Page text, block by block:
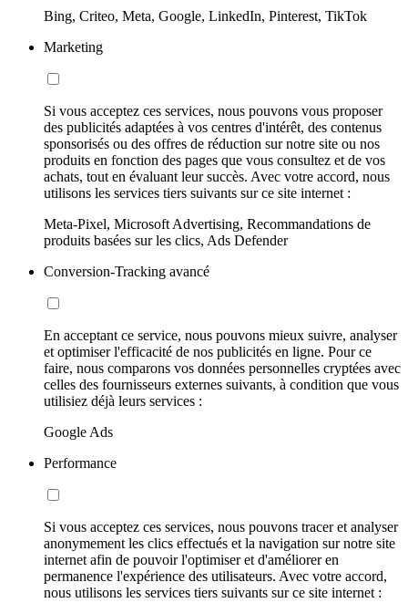
Bing, Criteo, Meta, Google, LinkedIn, Pinterest, TikTok
Marketing
Si vous acceptez ces services, nous pouvons vous proposer
des publicités adaptées à vos centres d'intérêt, des contenus
sponsorisés ou des offres de réduction sur notre site ou nos
produits en fonction des pages que vous consultez et de vos
achats, tout en évaluant leur succès. Avec votre accord, nous
utilisons les services tiers suivants sur ce site internet :
Meta-Pixel, Microsoft Advertising, Recommandations de
produits basées sur les clics, Ads Defender
Conversion-Tracking avancé
En acceptant ce service, nous pouvons mieux suivre, analyser
et optimiser l'efficacité de nos publicités en ligne. Pour ce
faire, nous comparons vos données personnelles cryptées avec
celles des fournisseurs externes suivants, à condition que vous
utilisiez déjà leurs services :
Google Ads
Performance
Si vous acceptez ces services, nous pouvons tracer et analyser
anonymement les clics effectués et la navigation sur notre site
internet afin de pouvoir l'optimiser et d'améliorer en
permanence l'expérience des utilisateurs. Avec votre accord,
nous utilisons les services tiers suivants sur ce site internet :